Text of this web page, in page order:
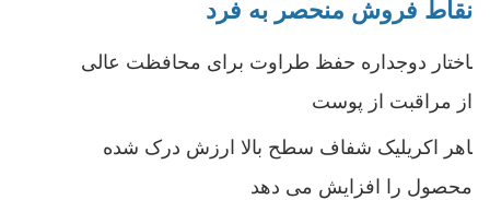
نقاط فروش منحصر به فرد
ساختار دوجداره حفظ طراوت برای محافظت عالی
از مراقبت از پوست
ظاهر اکریلیک شفاف سطح بالا ارزش درک شده
محصول را افزایش می دهد